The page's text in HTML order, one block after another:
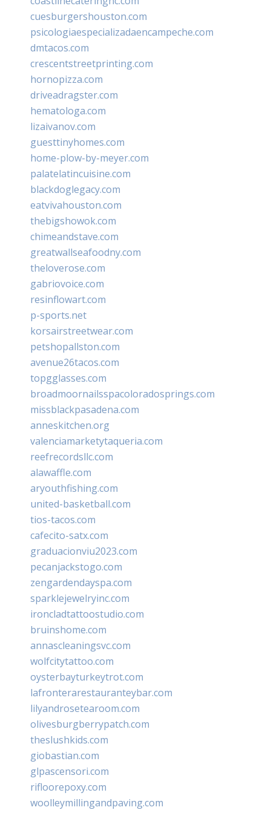
cuesburgershouston.com
psicologiaespecializadaencampeche.com
dmtacos.com
crescentstreetprinting.com
hornopizza.com
driveadragster.com
hematologa.com
lizaivanov.com
guesttinyhomes.com
home-plow-by-meyer.com
palatelatincuisine.com
blackdoglegacy.com
eatvivahouston.com
thebigshowok.com
chimeandstave.com
greatwallseafoodny.com
theloverose.com
gabriovoice.com
resinflowart.com
p-sports.net
korsairstreetwear.com
petshopallston.com
avenue26tacos.com
topgglasses.com
broadmoornailsspacoloradosprings.com
missblackpasadena.com
anneskitchen.org
valenciamarketytaqueria.com
reefrecordsllc.com
alawaffle.com
aryouthfishing.com
united-basketball.com
tios-tacos.com
cafecito-satx.com
graduacionviu2023.com
pecanjackstogo.com
zengardendayspa.com
sparklejewelryinc.com
ironcladtattoostudio.com
bruinshome.com
annascleaningsvc.com
wolfcitytattoo.com
oysterbayturkeytrot.com
lafronterarestauranteybar.com
lilyandrosetearoom.com
olivesburgberrypatch.com
theslushkids.com
giobastian.com
glpascensori.com
rifloorepoxy.com
woolleymillingandpaving.com